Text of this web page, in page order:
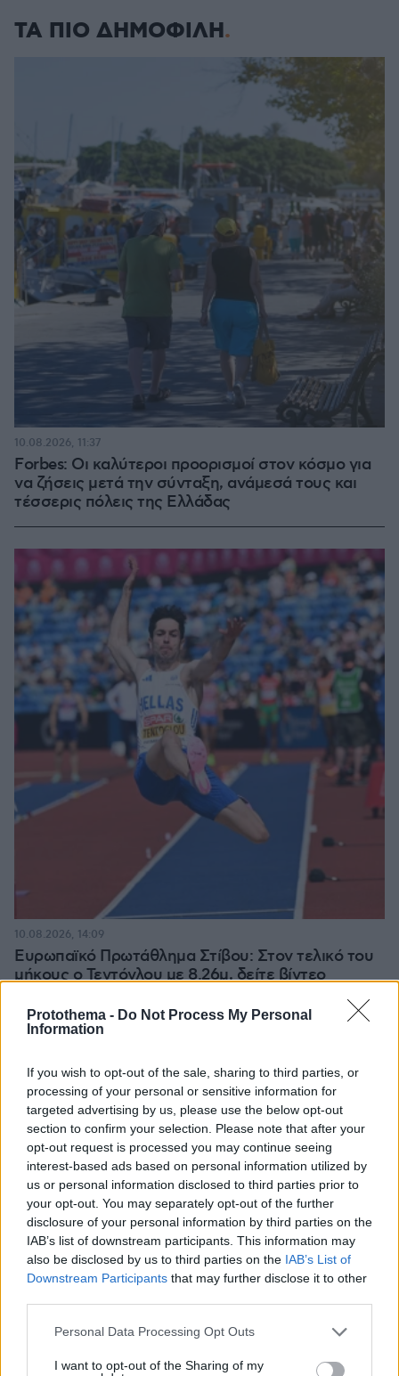
Protothema - Do Not Process My Personal
Information
If you wish to opt-out of the sale, sharing to third parties, or
processing of your personal or sensitive information for
targeted advertising by us, please use the below opt-out
section to confirm your selection. Please note that after your
opt-out request is processed you may continue seeing
interest-based ads based on personal information utilized by
us or personal information disclosed to third parties prior to
your opt-out. You may separately opt-out of the further
disclosure of your personal information by third parties on the
IAB’s list of downstream participants. This information may
also be disclosed by us to third parties on the IAB’s List of
Downstream Participants that may further disclose it to other
Please note that this website/app uses one or more Google
not limited to your visit or usage behaviour. You may click to
Personal Data Processing Opt Outs
I want to opt-out of the Sharing of my
ΤΑ ΠΙΟ ΔΗΜΟΦΙΛΗ
Forbes: Οι καλύτεροι προορισμοί στον κόσμο για
να ζήσεις μετά την σύνταξη, ανάμεσά τους και
τέσσερις πόλεις της Ελλάδας
10.08.2026, 11:37
Ευρωπαϊκό Πρωτάθλημα Στίβου: Στον τελικό του
μήκους ο Τεντόγλου με 8.26μ, δείτε βίντεο
10.08.2026, 14:09